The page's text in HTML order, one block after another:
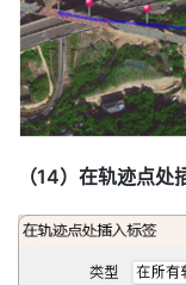
（14）在轨迹点处